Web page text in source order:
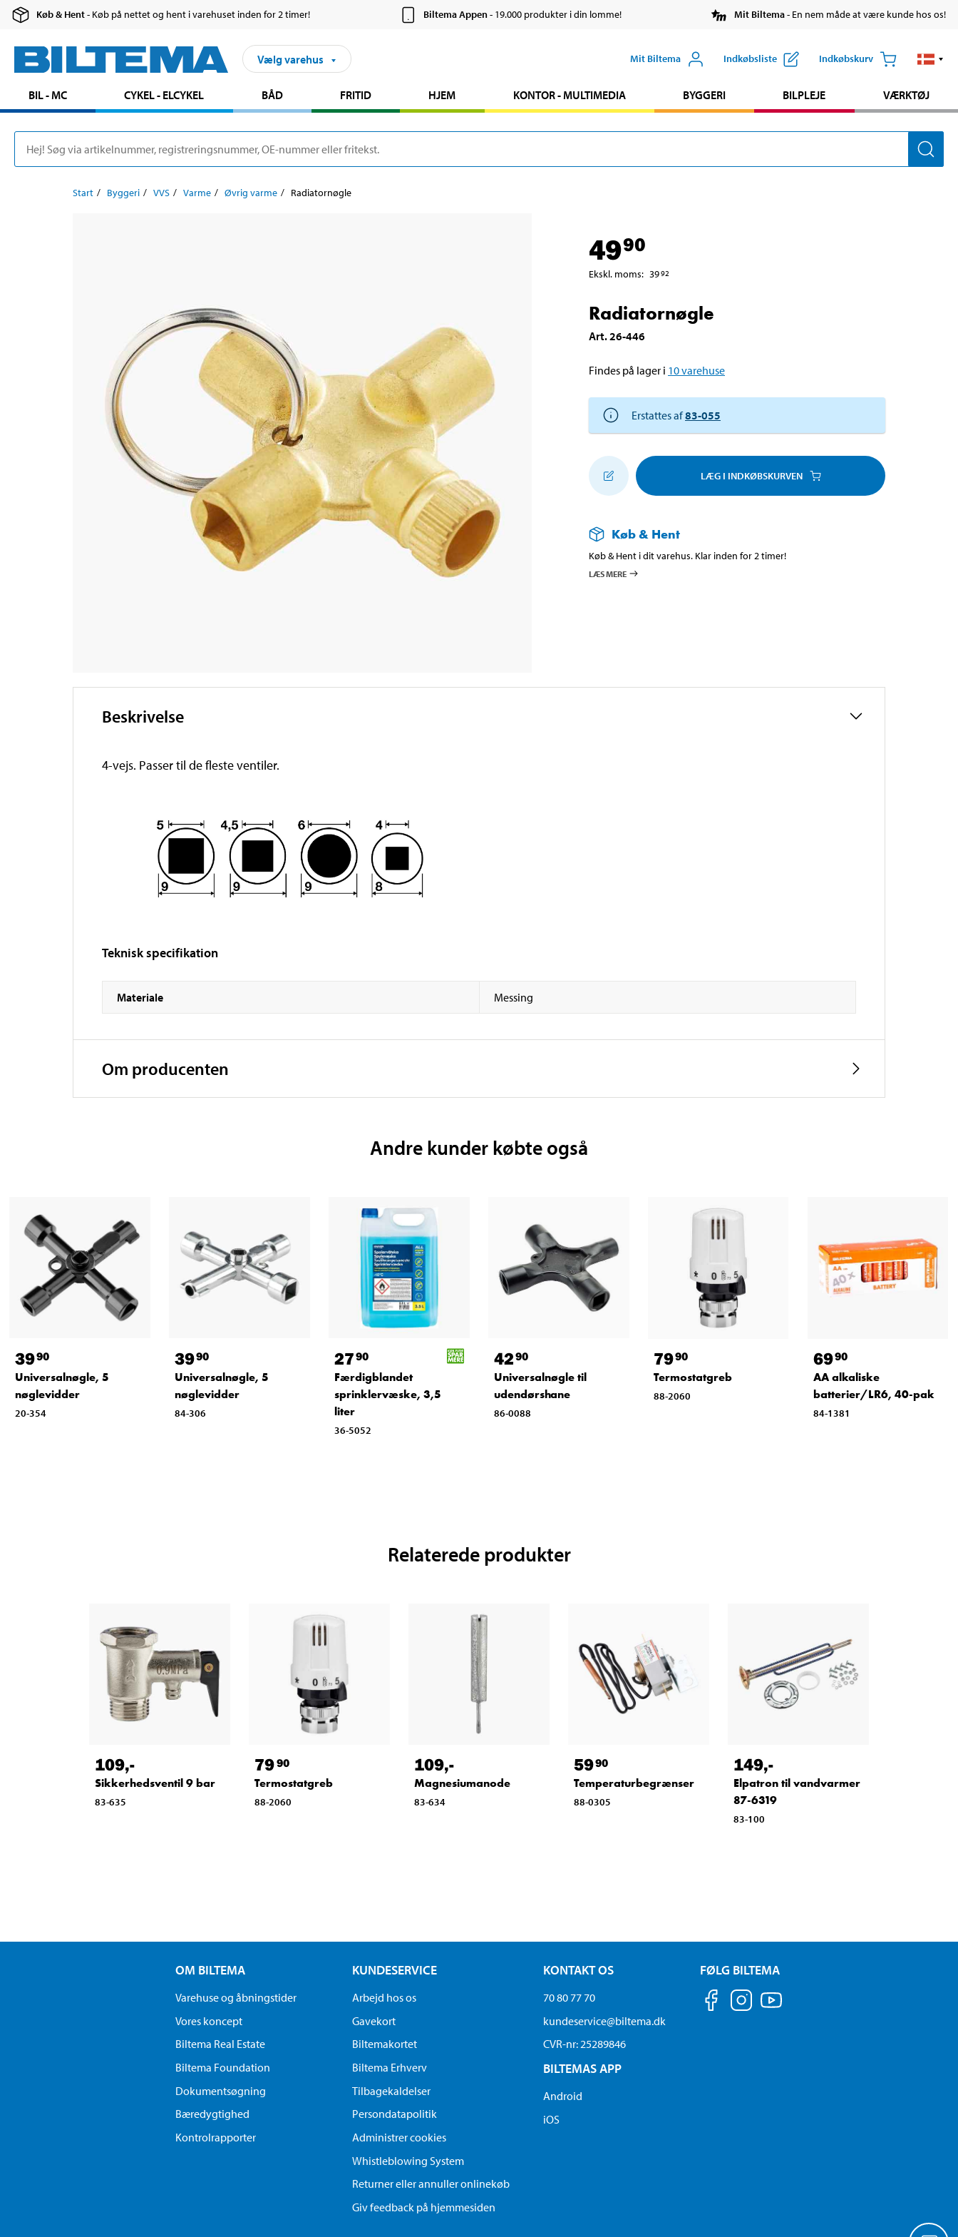
Køb & Hent- Køb på nettet og hent i varehuset inden for 2 timer! Biltema Appen- 19.000 produkter i din lomme! Mit Biltema- En nem måde at være kunde hos os!
Vælg varehus Mit Biltema Indkøbsliste Indkøbskurv
BIL - MC CYKEL - ELCYKEL BÅD FRITID HJEM KONTOR - MULTIMEDIA BYGGERI BILPLEJE VÆRKTØJ
Start Byggeri VVS Varme Øvrig varme Radiatornøgle
4990
Ekskl. moms: 3992
Radiatornøgle
Art.26-446
Findes på lager i 10varehuse
Erstattes af83-055
LÆG I INDKØBSKURVEN
Køb & Hent
Køb & Hent i dit varehus. Klar inden for 2 timer!
LÆS MERE
Beskrivelse
4-vejs. Passer til de fleste ventiler.
Teknisk specifikation
Materiale Messing
Om producenten
Andre kunder købte også
3990
Universalnøgle, 5
nøglevidder
20-354
3990
Universalnøgle, 5
nøglevidder
84-306
2790
Færdigblandet
sprinklervæske, 3,5
liter
36-5052
4290
Universalnøgle til
udendørshane
86-0088
7990
Termostatgreb
88-2060
6990
AA alkaliske
batterier/LR6, 40-pak
84-1381
Relaterede produkter
109,-
Sikkerhedsventil 9 bar
83-635
7990
Termostatgreb
88-2060
109,-
Magnesiumanode
83-634
5990
Temperaturbegrænser
88-0305
149,-
Elpatron til vandvarmer
87-6319
83-100
OM BILTEMA
Varehuse og åbningstider
Vores koncept
Biltema Real Estate
Biltema Foundation
Dokumentsøgning
Bæredygtighed
Kontrolrapporter
KUNDESERVICE
Arbejd hos os
Gavekort
Biltemakortet
Biltema Erhverv
Tilbagekaldelser
Persondatapolitik
Administrer cookies
Whistleblowing System
Returner eller annuller onlinekøb
Giv feedback på hjemmesiden
KONTAKT OS
70 80 77 70
kundeservice@biltema.dk
CVR-nr: 25289846
BILTEMAS APP
Android
iOS
FØLG BILTEMA